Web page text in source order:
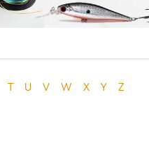
T U V W X Y Z